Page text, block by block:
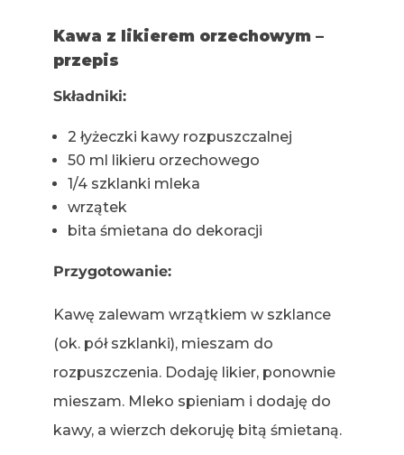
Kawa z likierem orzechowym –
przepis
Składniki:
2 łyżeczki kawy rozpuszczalnej
50 ml likieru orzechowego
1/4 szklanki mleka
wrzątek
bita śmietana do dekoracji
Przygotowanie:
Kawę zalewam wrzątkiem w szklance
(ok. pół szklanki), mieszam do
rozpuszczenia. Dodaję likier, ponownie
mieszam. Mleko spieniam i dodaję do
kawy, a wierzch dekoruję bitą śmietaną.